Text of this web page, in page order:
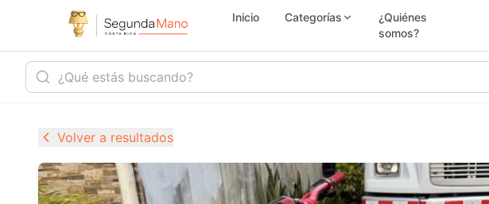
Inicio Categorías
¿Quiénes
somos?
Vehículos Servicios
Volver a resultados